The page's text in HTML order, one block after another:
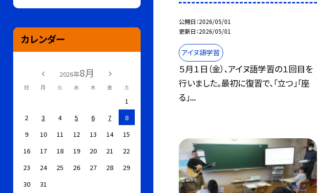
公開日 2026/05/01
更新日 2026/05/01
アイヌ語学習
５月１日（金）、アイヌ語学習の１回目を
行いました。最初に復習で、「立つ」「座
る」...
カレンダー
2026年8月
日 月 火 水 木 金 土
1
2
3 4 5 6 7
8
9
10 11 12 13 14
15
16
17 18 19 20 21
22
23
24 25 26 27 28
29
30
31